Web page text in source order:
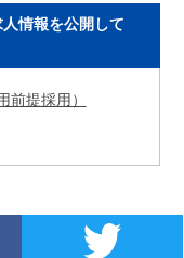
情報を公開して
提採用）